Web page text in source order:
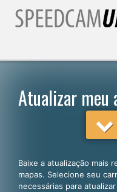
Português
Atualizar meu
Baixe a atualização mais
mapas. Selecione seu
necessárias para